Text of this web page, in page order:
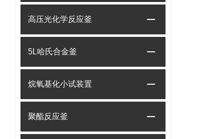
高压光化学反应釜
5L哈氏合金釜
烷氧基化小试装置
聚酯反应釜